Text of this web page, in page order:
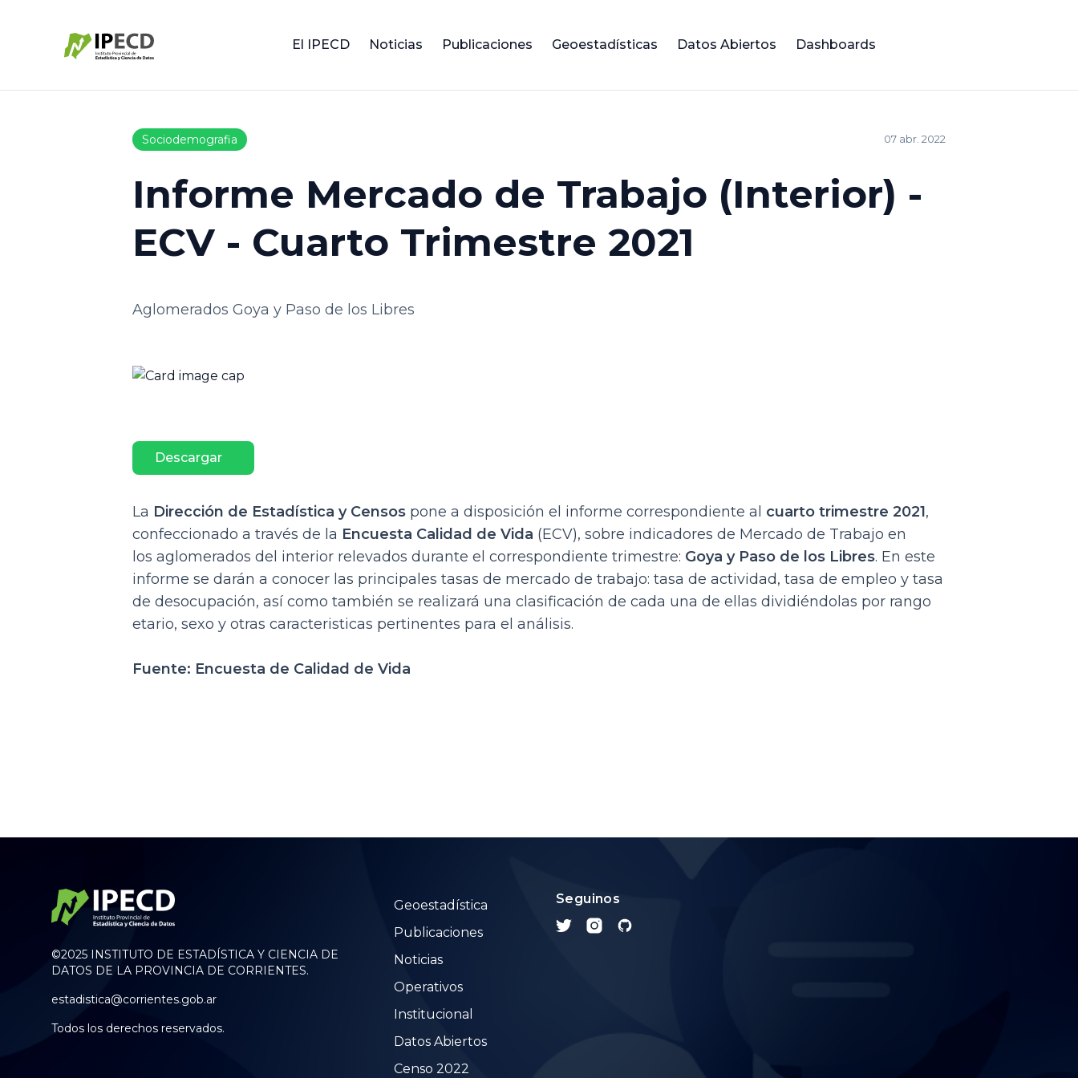
El IPECD Noticias Publicaciones Geoestadísticas Datos Abiertos Dashboards
Sociodemografia 07 abr. 2022
Informe Mercado de Trabajo (Interior) -
ECV - Cuarto Trimestre 2021
Aglomerados Goya y Paso de los Libres
Descargar
La Dirección de Estadística y Censos pone a disposición el informe correspondiente al cuarto trimestre 2021,
confeccionado a través de la Encuesta Calidad de Vida (ECV), sobre indicadores de Mercado de Trabajo en
los aglomerados del interior relevados durante el correspondiente trimestre: Goya y Paso de los Libres. En este
informe se darán a conocer las principales tasas de mercado de trabajo: tasa de actividad, tasa de empleo y tasa
de desocupación, así como también se realizará una clasificación de cada una de ellas dividiéndolas por rango
etario, sexo y otras caracteristicas pertinentes para el análisis.
Fuente: Encuesta de Calidad de Vida
©2025 INSTITUTO DE ESTADÍSTICA Y CIENCIA DE
DATOS DE LA PROVINCIA DE CORRIENTES.
estadistica@corrientes.gob.ar
Todos los derechos reservados.
Geoestadística
Publicaciones
Noticias
Operativos
Institucional
Datos Abiertos
Censo 2022
Seguinos